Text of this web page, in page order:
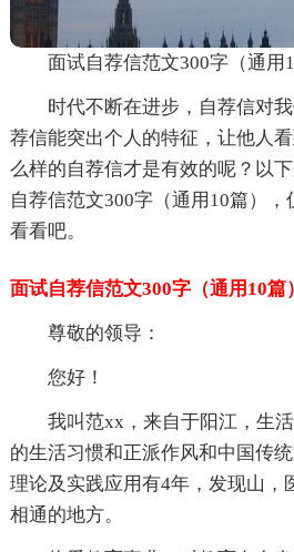
面试自荐信范文300字（通用
时代不断在进步，自荐信对
荐信能突出个人的特征，让他人
么样的自荐信才是有效的呢？以
自荐信范文300字（通用10篇）
看看吧。
面试自荐信范文300字（通用10篇
尊敬的领导：
您好！
我叫范xx，来自于阳江，生
的生活习惯和正派作风和中国传
理论及实践应用有4年，发现山，
相通的地方。